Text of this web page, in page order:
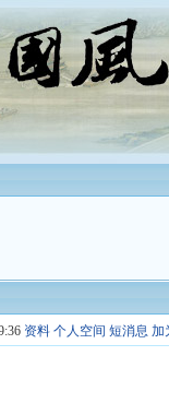
资料 个人空间 短消息 加